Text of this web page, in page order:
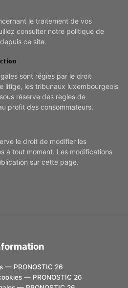
le traitement de vos
consulter notre politique de
ce site.
sont régies par le droit
litige, les tribunaux luxembourgeois
réserve des règles de
profit des consommateurs.
le droit de modifier les
à tout moment. Les modifications
sur cette page.
— PRONOSTIC 26
— PRONOSTIC 26